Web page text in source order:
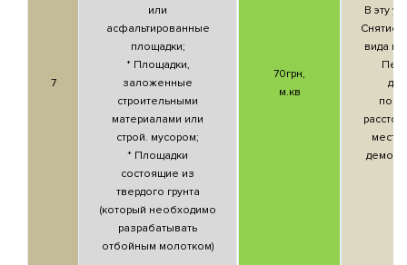
7
или
асфальтированные
площадки;
* Площадки,
заложенные
строительными
материалами или
строй. мусором;
* Площадки
состоящие из
твердого грунта
(который необходимо
разрабатывать
отбойным молотком)
70грн,
м.кв
В эту
Снятие
вида
места